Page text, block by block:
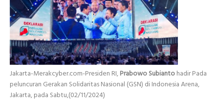
Jakarta-Merakcyber.com-Presiden RI,Prabowo Subiantohadir Pada
peluncuran Gerakan Solidaritas Nasional (GSN) di Indonesia Arena,
Jakarta, pada Sabtu,(02/11/2024)